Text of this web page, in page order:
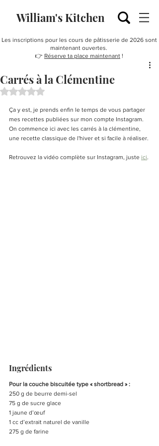
William's Kitchen
Les inscriptions pour les cours de pâtisserie de 2026 sont
maintenant ouvertes.
👉 Réserve ta place maintenant !
Carrés à la Clémentine
Noté NaN étoiles sur 5.
Ça y est, je prends enfin le temps de vous partager
mes recettes publiées sur mon compte Instagram.
On commence ici avec les carrés à la clémentine,
une recette classique de l'hiver et si facile à réaliser.
Retrouvez la vidéo complète sur Instagram, juste ici.
Ingrédients
Pour la couche biscuitée type « shortbread » :
250 g de beurre demi-sel
75 g de sucre glace
1 jaune d’œuf
1 cc d’extrait naturel de vanille
275 g de farine